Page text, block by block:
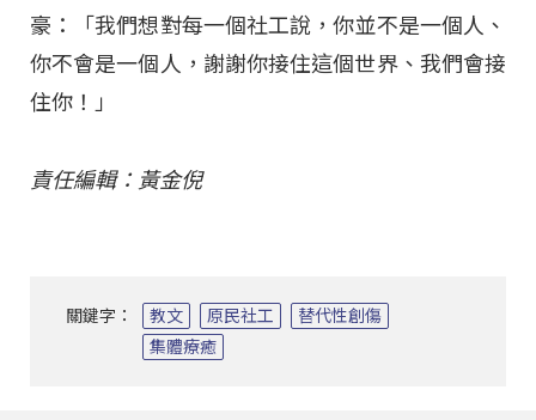
豪：「我們想對每一個社工說，你並不是一個人、
你不會是一個人，謝謝你接住這個世界、我們會接
住你！」
責任編輯：黃金倪
關鍵字： 教文 原民社工
替代性創傷
集體療癒